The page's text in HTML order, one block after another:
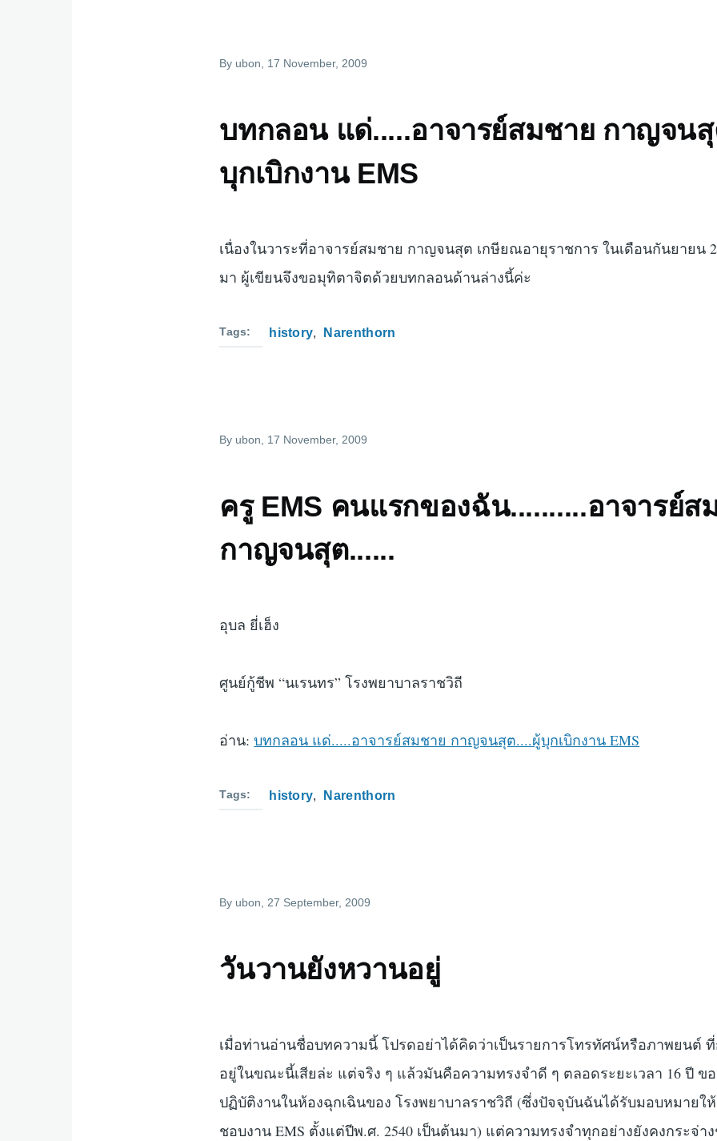
By ubon, 17 November, 2009
บทกลอน แด่.....อาจารย์สมชาย กาญจน
บุกเบิกงาน EMS
เนื่องในวาระที่อาจารย์สมชาย กาญจนสุต เกษียณอายุราชการ ในเดือนกันยายน
มา ผู้เขียนจึงขอมุทิตาจิตด้วยบทกลอนด้านล่างนี้ค่ะ
Tags history Narenthorn
By ubon , 17 November, 2009
ครู EMS คนแรกของฉัน..........อาจารย์ส
กาญจนสุต......
อุบล ยี่เฮ็ง
ศูนย์กู้ชีพ “นเรนทร” โรงพยาบาลราชวิถี
อ่าน:บทกลอน แด่.....อาจารย์สมชาย กาญจนสุต....ผู้บุกเบิกงาน EMS
Tags history Narenthorn
By ubon , 27 September, 2009
วันวานยังหวานอยู่
เมื่อท่านอ่านชื่อบทความนี้ โปรดอย่าได้คิดว่าเป็นรายการโทรทัศน์หรือภาพยนต์
อยู่ในขณะนี้เสียล่ะ แต่จริง ๆ แล้วมันคือความทรงจำดี ๆ ตลอดระยะเวลา 16 ปี ข
ปฏิบัติงานในห้องฉุกเฉินของ โรงพยาบาลราชวิถี (ซึ่งปัจจุบันฉันได้รับมอบหมายใ
ชอบงาน EMS ตั้งแต่ปีพ.ศ. 2540 เป็นต้นมา) แต่ความทรงจำทุกอย่างยังคงกระจ่า